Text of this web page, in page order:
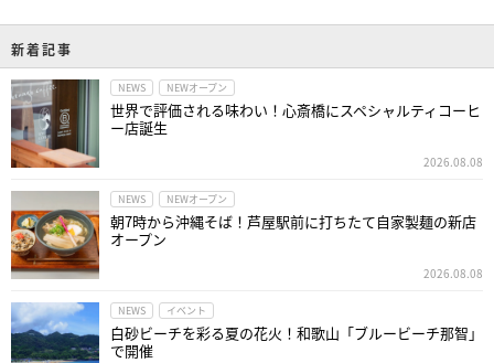
新着記事
NEWS NEWオープン
世界で評価される味わい！心斎橋にスペシャルティコーヒ
ー店誕生
2026.08.08
NEWS NEWオープン
朝7時から沖縄そば！芦屋駅前に打ちたて自家製麺の新店
オープン
2026.08.08
NEWS イベント
白砂ビーチを彩る夏の花火！和歌山「ブルービーチ那智」
で開催